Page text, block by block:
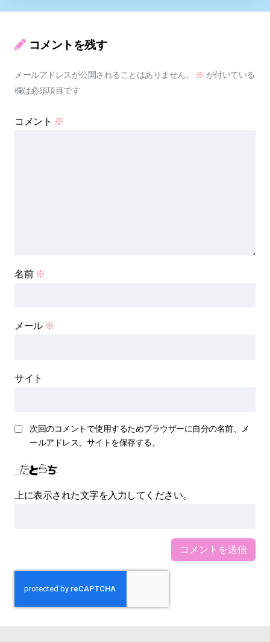
コメントを残す
メールアドレスが公開されることはありません。 ※ が付いている
欄は必須項目です
コメント ※
名前 ※
メール ※
サイト
次回のコメントで使用するためブラウザーに自分の名前、メ
ールアドレス、サイトを保存する。
上に表示された文字を入力してください。